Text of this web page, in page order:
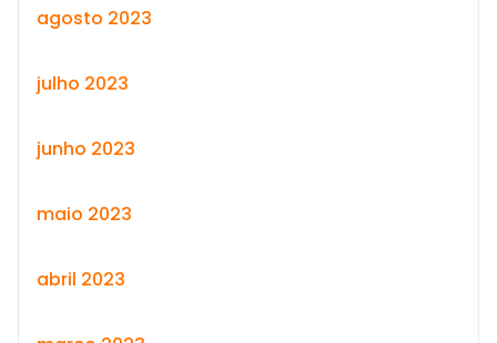
agosto 2023
julho 2023
junho 2023
maio 2023
abril 2023